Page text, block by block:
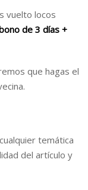
vuelto locos
de 3 días +
que hagas el
temática
del artículo y